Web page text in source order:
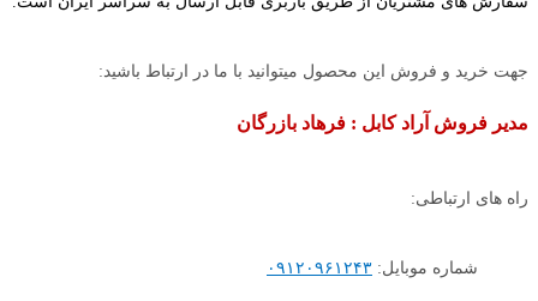
جهت خرید و فروش این محصول میتوانید با ما در ارتباط باشید:
مدیر فروش آراد کابل : فرهاد بازرگان
راه های ارتباطی:
شماره موبایل: ۰۹۱۲۰۹۶۱۲۴۳